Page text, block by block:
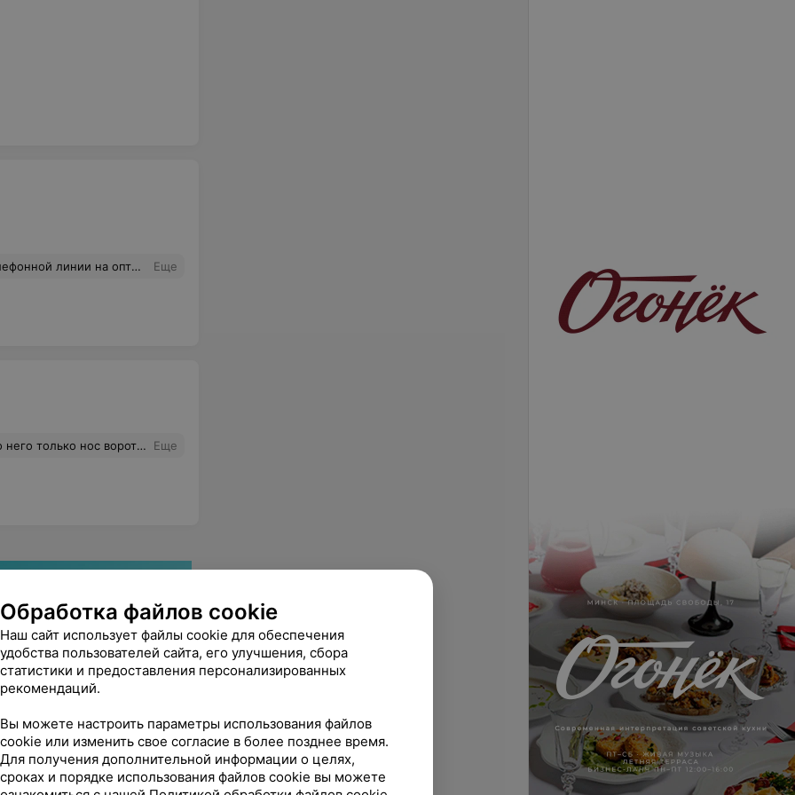
идет даже с сотового телефона. примите меры или будем писать коллективную жалобу. Такая " современная" связь нам точно не нужна верните старую. Еще
воротили,и без всяких но! Еще
Обработка файлов cookie
Наш сайт использует файлы cookie для обеспечения
удобства пользователей сайта, его улучшения, сбора
статистики и предоставления персонализированных
рекомендаций.
Вы можете настроить параметры использования файлов
cookie или изменить свое согласие в более позднее время.
Для получения дополнительной информации о целях,
сроках и порядке использования файлов cookie вы можете